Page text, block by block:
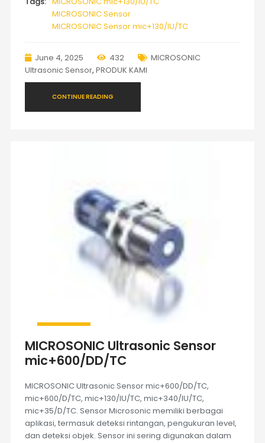
MICROSONIC Sensor
MICROSONIC Sensor mic+130/IU/TC
June 4, 2025 432
MICROSONIC
Ultrasonic Sensor, PRODUK KAMI
CONTINUE READING
MICROSONIC Ultrasonic Sensor
mic+600/DD/TC
MICROSONIC Ultrasonic Sensor mic+600/DD/TC,
mic+600/D/TC, mic+130/IU/TC, mic+340/IU/TC,
mic+35/D/TC. Sensor Microsonic memiliki berbagai
aplikasi, termasuk deteksi rintangan, pengukuran level,
dan deteksi objek. Sensor ini sering digunakan dalam